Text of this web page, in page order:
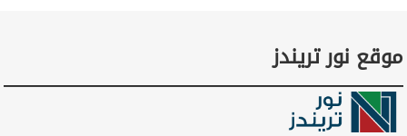
موقع نور تريندز